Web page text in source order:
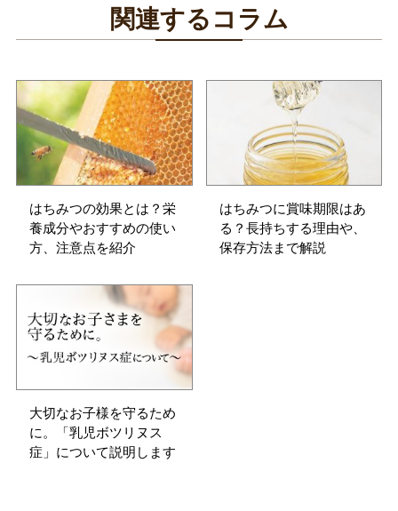
関連するコラム
はちみつの効果とは？栄
養成分やおすすめの使い
方、注意点を紹介
はちみつに賞味期限はあ
る？長持ちする理由や、
保存方法まで解説
大切なお子様を守るため
に。「乳児ボツリヌス
症」について説明します